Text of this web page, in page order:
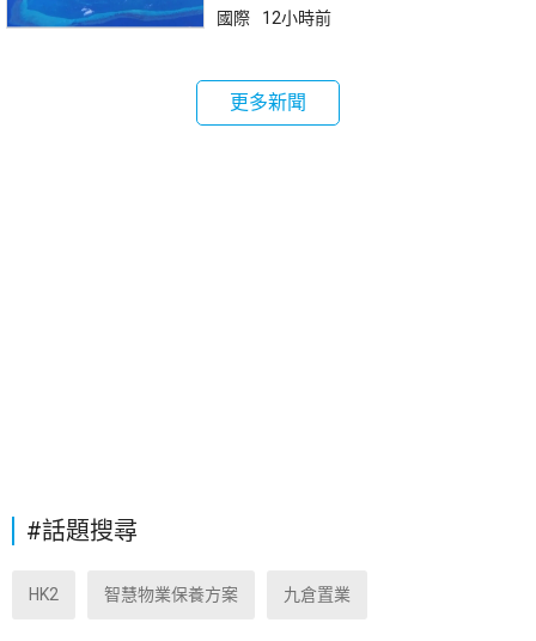
國際 12小時前
更多新聞
#話題搜尋
HK2 智慧物業保養方案 九倉置業